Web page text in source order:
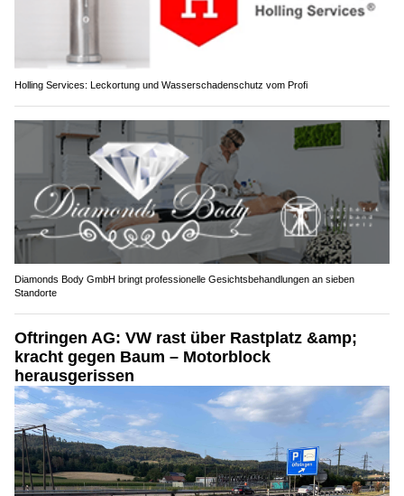
Holling Services: Leckortung und Wasserschadenschutz vom Profi
Diamonds Body GmbH bringt professionelle Gesichtsbehandlungen an sieben
Standorte
Oftringen AG: VW rast über Rastplatz &amp;
kracht gegen Baum – Motorblock
herausgerissen